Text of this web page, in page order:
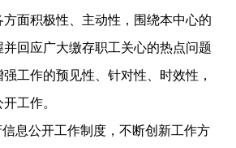
面积极性、主动性，围绕本中心的
回应广大缴存职工关心的热点问题
工作的预见性、针对性、时效性，
工作。
信息公开工作制度，不断创新工作方